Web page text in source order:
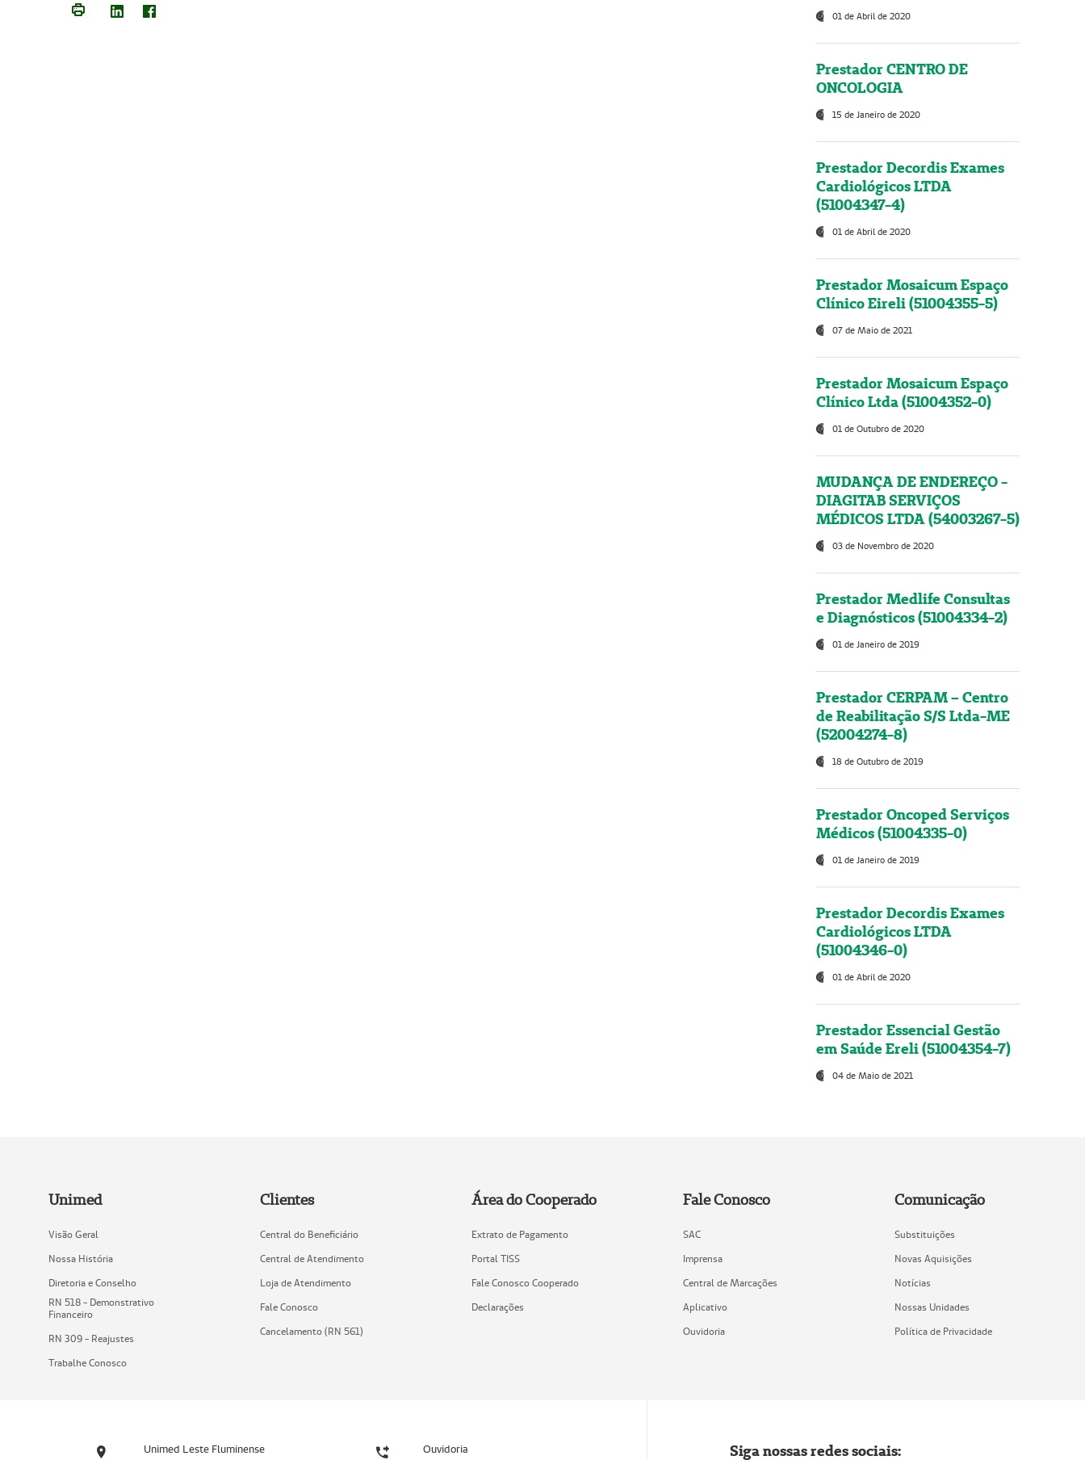
01 de Abril de 2020
Prestador CENTRO DE
ONCOLOGIA
15 de Janeiro de 2020
Prestador Decordis Exames
Cardiológicos LTDA
(51004347-4)
01 de Abril de 2020
Prestador Mosaicum Espaço
Clínico Eireli (51004355-5)
07 de Maio de 2021
Prestador Mosaicum Espaço
Clínico Ltda (51004352-0)
01 de Outubro de 2020
MUDANÇA DE ENDEREÇO -
DIAGITAB SERVIÇOS
MÉDICOS LTDA (54003267-5)
03 de Novembro de 2020
Prestador Medlife Consultas
e Diagnósticos (51004334-2)
01 de Janeiro de 2019
Prestador CERPAM – Centro
de Reabilitação S/S Ltda-ME
(52004274-8)
18 de Outubro de 2019
Prestador Oncoped Serviços
Médicos (51004335-0)
01 de Janeiro de 2019
Prestador Decordis Exames
Cardiológicos LTDA
(51004346-0)
01 de Abril de 2020
Prestador Essencial Gestão
em Saúde Ereli (51004354-7)
04 de Maio de 2021
Unimed
Visão Geral
Nossa História
Diretoria e Conselho
RN 518 - Demonstrativo
Financeiro
RN 309 - Reajustes
Trabalhe Conosco
Clientes
Central do Beneficiário
Central de Atendimento
Loja de Atendimento
Fale Conosco
Cancelamento (RN 561)
Área do Cooperado
Extrato de Pagamento
Portal TISS
Fale Conosco Cooperado
Declarações
Fale Conosco
SAC
Imprensa
Central de Marcações
Aplicativo
Ouvidoria
Comunicação
Substituições
Novas Aquisições
Notícias
Nossas Unidades
Política de Privacidade
Unimed Leste Fluminense Ouvidoria Siga nossas redes sociais: